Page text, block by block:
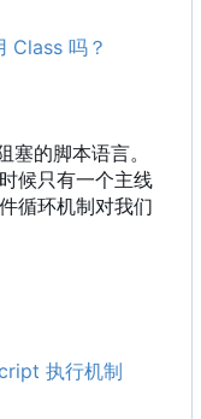
Class 吗？
的脚本语言。
候只有一个主线
循环机制对我们
执行机制